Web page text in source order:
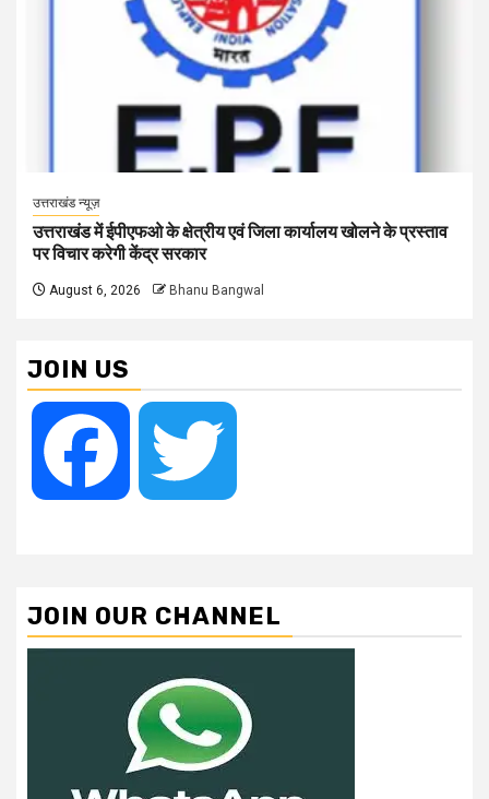
उत्तराखंड न्यूज़
उत्तराखंड में ईपीएफओ के क्षेत्रीय एवं जिला कार्यालय खोलने के प्रस्ताव
पर विचार करेगी केंद्र सरकार
August 6, 2026 Bhanu Bangwal
JOIN US
Facebook
JOIN OUR CHANNEL